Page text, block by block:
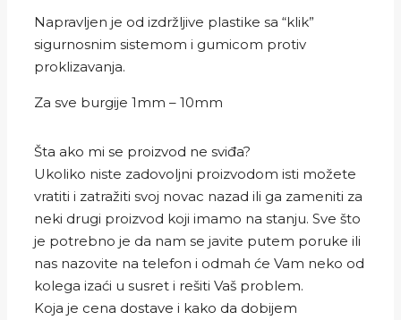
Napravljen je od izdržljive plastike sa “klik”
sigurnosnim sistemom i gumicom protiv
proklizavanja.
Za sve burgije 1mm – 10mm
Šta ako mi se proizvod ne sviđa?
Ukoliko niste zadovoljni proizvodom isti možete
vratiti i zatražiti svoj novac nazad ili ga zameniti za
neki drugi proizvod koji imamo na stanju. Sve što
je potrebno je da nam se javite putem poruke ili
nas nazovite na telefon i odmah će Vam neko od
kolega izaći u susret i rešiti Vaš problem.
Koja je cena dostave i kako da dobijem